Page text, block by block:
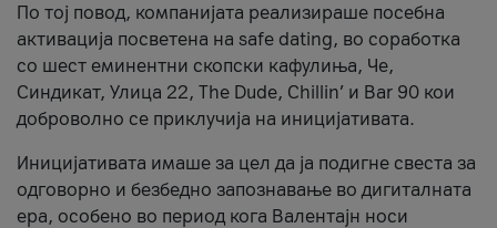
По тој повод, компанијата реализираше посебна
активација посветена на safe dating, во соработка
со шест еминентни скопски кафулиња, Че,
Синдикат, Улица 22, The Dude, Chillin’ и Bar 90 кои
доброволно се приклучија на иницијативата.
Иницијативата имаше за цел да ја подигне свеста за
одговорно и безбедно запознавање во дигиталната
ера, особено во период кога Валентајн носи